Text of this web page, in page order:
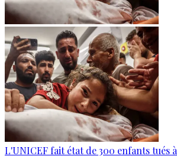
L'UNICEF fait état de 300 enfants tués